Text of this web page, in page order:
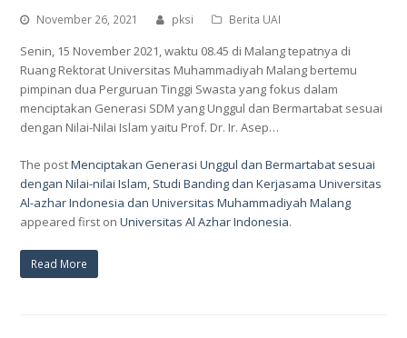
November 26, 2021 pksi Berita UAI
Senin, 15 November 2021, waktu 08.45 di Malang tepatnya di
Ruang Rektorat Universitas Muhammadiyah Malang bertemu
pimpinan dua Perguruan Tinggi Swasta yang fokus dalam
menciptakan Generasi SDM yang Unggul dan Bermartabat sesuai
dengan Nilai-Nilai Islam yaitu Prof. Dr. Ir. Asep…
The postMenciptakan Generasi Unggul dan Bermartabat sesuai
dengan Nilai-nilai Islam, Studi Banding dan Kerjasama Universitas
Al-azhar Indonesia dan Universitas Muhammadiyah Malang
appeared first onUniversitas Al Azhar Indonesia.
Read More